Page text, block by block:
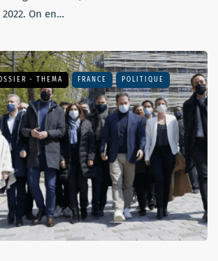
On en…
- THEMA FRANCE POLITIQUE